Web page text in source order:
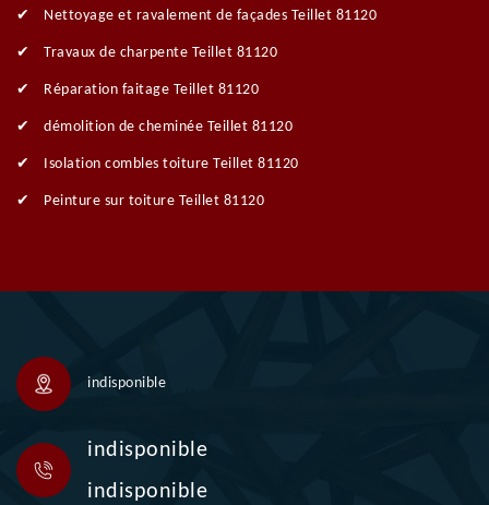
Nettoyage et ravalement de façades Teillet 81120
Travaux de charpente Teillet 81120
Réparation faitage Teillet 81120
démolition de cheminée Teillet 81120
Isolation combles toiture Teillet 81120
Peinture sur toiture Teillet 81120
indisponible
indisponible
indisponible